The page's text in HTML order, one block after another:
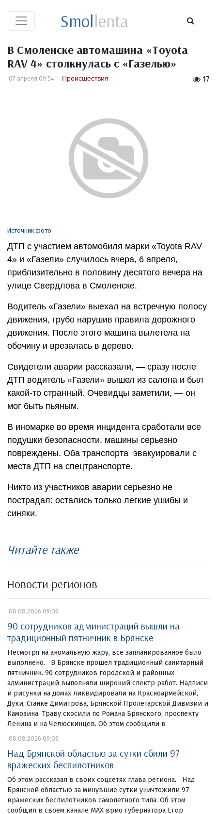
Smollenta
В Смоленске автомашина «Toyota
RAV 4» столкнулась с «Газелью»
17
07 апреля 09:54 Происшествия
Источник фото
ДТП с участием автомобиля марки «Toyota RAV
4» и «Газели» случилось вчера, 6 апреля,
приблизительно в половину десятого вечера на
улице Свердлова в Смоленске.
Водитель «Газели» выехал на встречную полосу
движения, грубо нарушив правила дорожного
движения. После этого машина вылетела на
обочину и врезалась в дерево.
Свидетели аварии рассказали, — сразу после
ДТП водитель «Газели» вышел из салона и был
какой-то странный. Очевидцы заметили, — он
мог быть пьяным.
В иномарке во время инцидента сработали все
подушки безопасности, машины серьезно
повреждены. Оба транспорта эвакуировали с
места ДТП на спецтранспорте.
Никто из участников аварии серьезно не
пострадал: остались только легкие ушибы и
синяки.
Читайте также
Новости регионов
08.08.2026 09:06
90 сотрудников администраций вышли на
традиционный пятничник в Брянске
Несмотря на аномальную жару, все запланированное было
выполнено. В Брянске прошел традиционный санитарный
пятничник. 90 сотрудников городской и районных
администраций выполняли широкий спектр работ. Надписи
и рисунки на домах ликвидировали на Красноармейской,
Дуки, Станке Димитрова, Брянской Пролетарской Дивизии и
Камозина. Траву скосили по Романа Брянского, проспекту
Ленина и на Челюскинцев. Об этом сообщили в
08.08.2026 09:03
Над Брянской областью за сутки сбили 97
вражеских беспилотников
Об этом рассказал в своих соцсетях глава региона. Над
Брянской областью за минувшие сутки уничтожили 97
вражеских беспилотников самолетного типа. Об этом
сообщил в своем канале МАХ врио губернатора Егор